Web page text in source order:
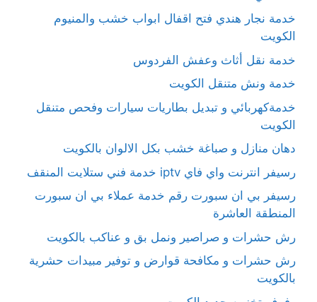
خدمة نجار هندي فتح اقفال ابواب خشب والمنيوم
الكويت
خدمة نقل أثاث وعفش الفردوس
خدمة ونش متنقل الكويت
خدمةكهربائي و تبديل بطاريات سيارات وفحص متنقل
الكويت
دهان منازل و صباغة خشب بكل الالوان بالكويت
رسيفر انترنت واي فاي iptv خدمة فني ستلايت المنقف
رسيفر بي ان سبورت رقم خدمة عملاء بي ان سبورت
المنطقة العاشرة
رش حشرات و صراصير ونمل بق و عناكب بالكويت
رش حشرات و مكافحة قوارض و توفير مبيدات حشرية
بالكويت